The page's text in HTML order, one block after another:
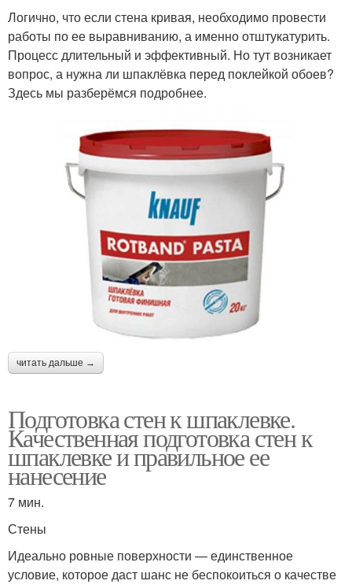
Логично, что если стена кривая, необходимо провести
работы по ее выравниванию, а именно отштукатурить.
Процесс длительный и эффективный. Но тут возникает
вопрос, а нужна ли шпаклёвка перед поклейкой обоев?
Здесь мы разберёмся подробнее.
читать дальше →
Подготовка стен к шпаклевке.
Качественная подготовка стен к
шпаклевке и правильное ее
нанесение
7 мин.
Стены
Идеально ровные поверхности — единственное
условие, которое даст шанс не беспокоиться о качестве